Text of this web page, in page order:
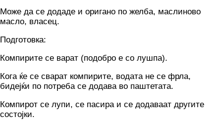
Може да се додаде и оригано по желба, маслиново
масло, власец.
Подготовка:
Компирите се варат (подобро е со лушпа).
Кога ќе се сварат компирите, водата не се фрла,
бидејќи по потреба се додава во паштетата.
Компирот се лупи, се пасира и се додаваат другите
состојки.